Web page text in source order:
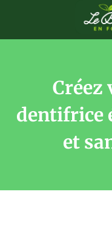
Créez
dentifrice
et